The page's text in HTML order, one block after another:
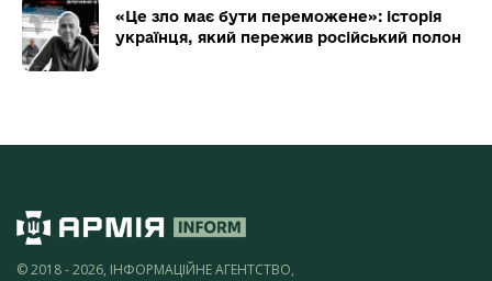
«Це зло має бути переможене»: історія
українця, який пережив російський полон
© 2018 - 2026, ІНФОРМАЦІЙНЕ АГЕНТСТВО,